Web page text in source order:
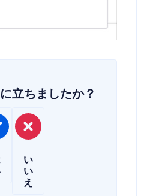
立ちましたか？
い
い
え